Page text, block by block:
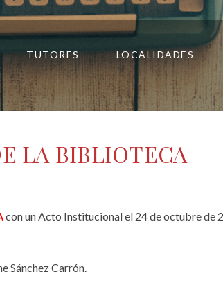
TUTORES LOCALIDADES
LA BIBLIOTECA
con un Acto Institucional el 24 de octubre de
Sánchez Carrón.